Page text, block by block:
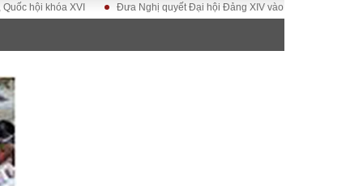
– Đô thị
XVI Đưa Nghị quyết Đại hội Đảng XIV vào cuộc sống